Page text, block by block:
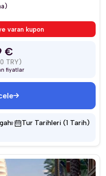
varan kupon
€
TRY)
fiyatlar
·
Tur Tarihleri (1 Tarih)